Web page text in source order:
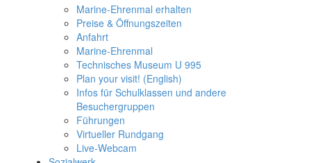
Marine-Ehrenmal erhalten
Preise & Öffnungszeiten
Anfahrt
Marine-Ehrenmal
Technisches Museum U 995
Plan your visit! (English)
Infos für Schulklassen und andere
Besuchergruppen
Führungen
Virtueller Rundgang
Live-Webcam